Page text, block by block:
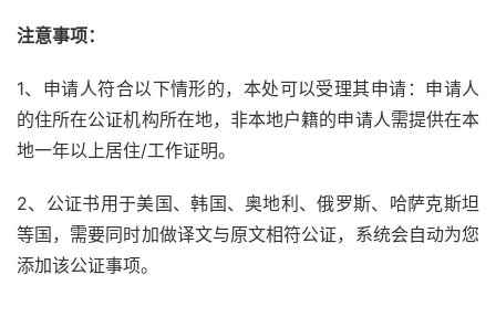
注意事项：
1、申请人符合以下情形的，本处可以受理其申请：申请人
的住所在公证机构所在地，非本地户籍的申请人需提供在本
地一年以上居住/工作证明。
2、公证书用于美国、韩国、奥地利、俄罗斯、哈萨克斯坦
等国，需要同时加做译文与原文相符公证，系统会自动为您
添加该公证事项。